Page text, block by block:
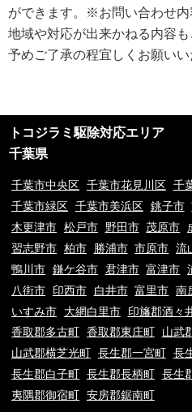
ブページにて通知致します。
ご利用規約
①ご訪問予約後のご訪問前のキャンセル
③荒天（大雨・大雪・強風など）の場合
合もございます。あらかじめご了承下さ
下見をさせて頂くにあたり下見料として
⑤下見当日に作業が出来ない場合は下見
す。また下見にお伺いした作業員が承る
場合も、5,500円(税込)を申し受けます。
⑥料金提示について、お電話やメッセー
ムは一切お受け付けておりません。※現
って料金が変動するため
⑦9時00分～20時00分以外の出張をご希
す。
⑧当サイトはお客様に登録業者を紹介す
⑨お客様と当サイト登録業者でトラブル
を負いかねますのでご了承の程宜しくお
に契約をして下さい。
⑩お客様のご要望の内容や地域で当サイ
ができます。※お問い合わせ
地域や対応が出来かねる内容
予めご了承の程宜しくお願いい
トコジラミ駆除対応エリア
千葉県
千葉市中央区 千葉市花見川区 千
千葉市緑区 千葉市美浜区 銚子市
木更津市 松戸市 野田市 茂原市
習志野市 柏市 勝浦市 市原市 流
鴨川市 鎌ケ谷市 君津市 富津市
八街市
印西市 白井市 富里市 南
いすみ市
大網白里市 印旛郡酒々
香取郡多古町 香取郡東庄町 山武
山武郡横芝光町 長生郡一宮町 長
長生郡白子町 長生郡長柄町 長生
夷隅郡御宿町 安房郡鋸南町